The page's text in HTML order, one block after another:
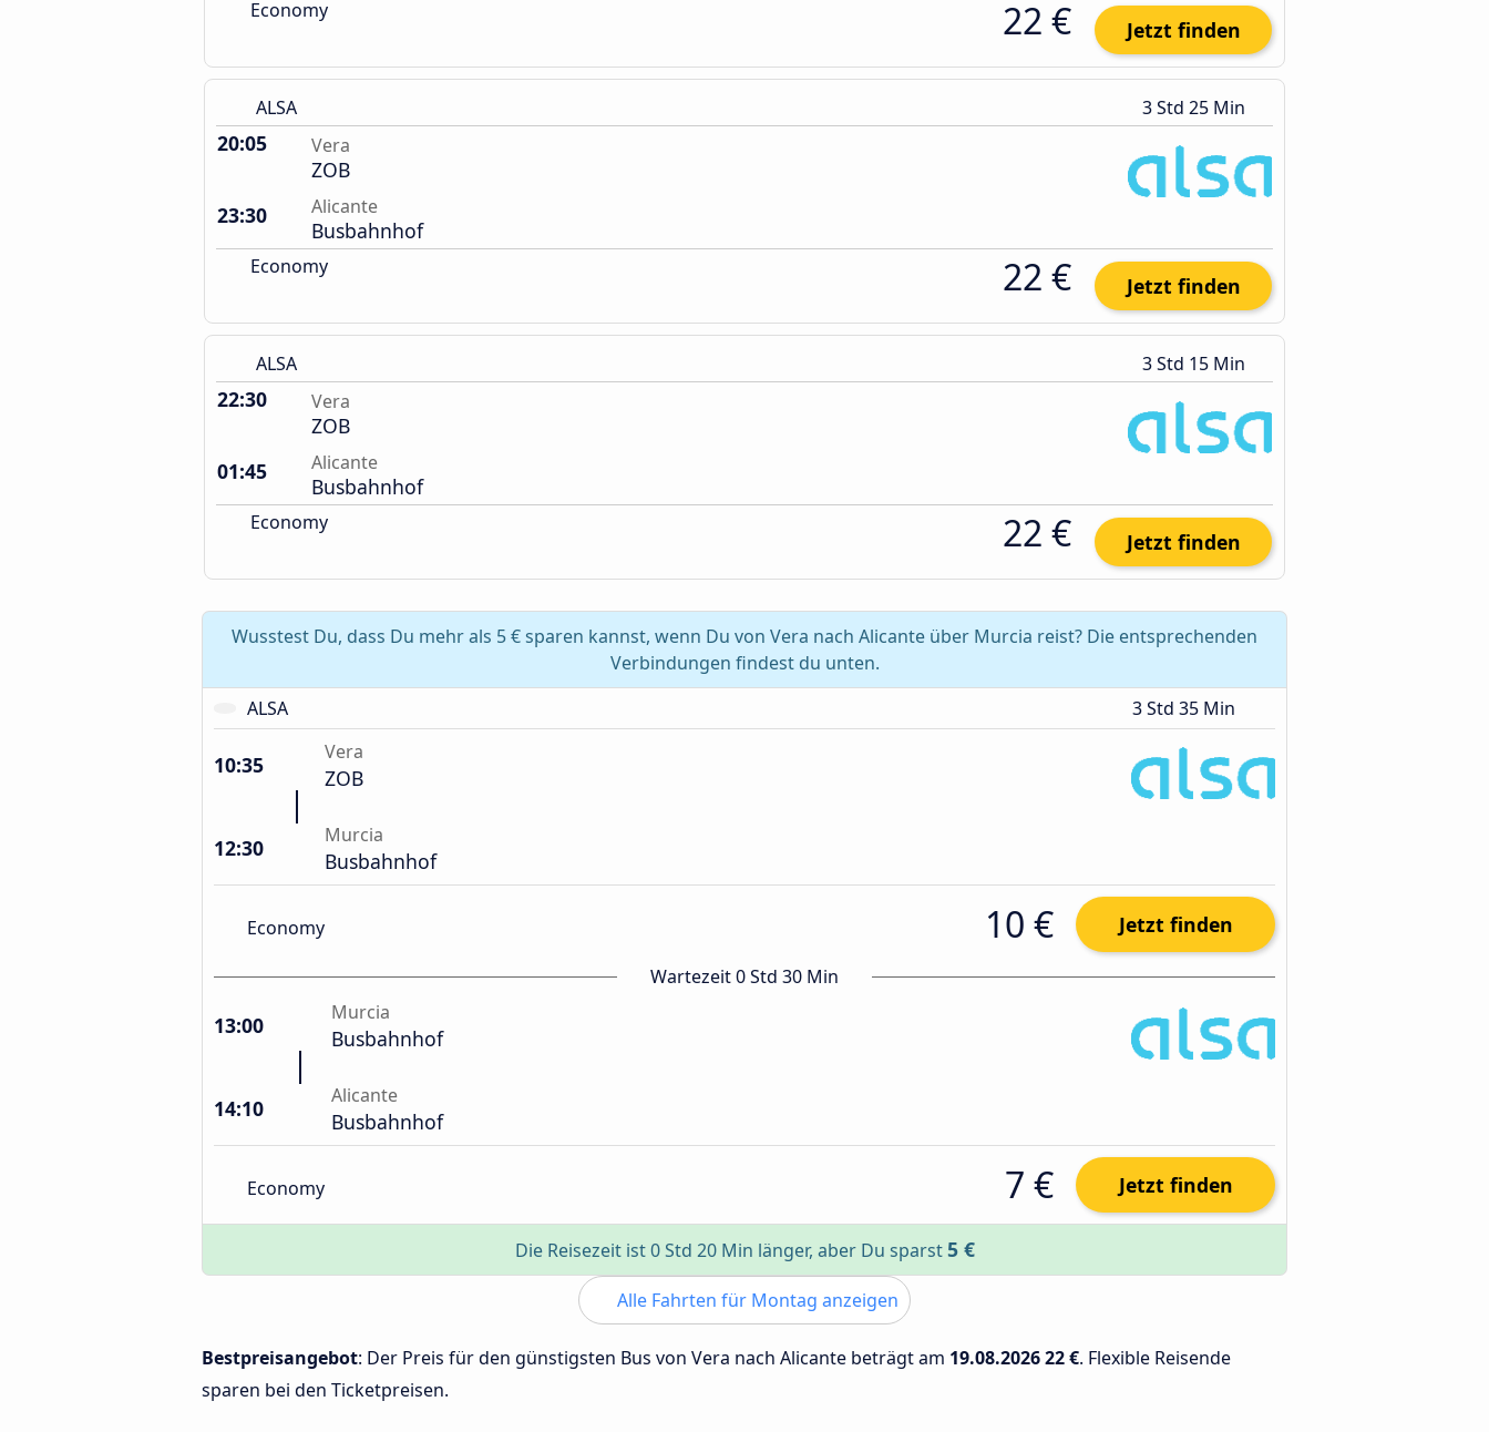
Economy 22 € Jetzt finden
ALSA 3 Std 25 Min
20:05 Vera
ZOB
23:30
Alicante
Busbahnhof
Economy 22 € Jetzt finden
ALSA 3 Std 15 Min
22:30 Vera
ZOB
01:45
Alicante
Busbahnhof
Economy 22 € Jetzt finden
Wusstest Du, dass Du mehr als 5 € sparen kannst, wenn Du von Vera nach Alicante über Murcia reist? Die entsprechenden
Verbindungen findest du unten.
ALSA
3 Std 35 Min
10:35 Vera
ZOB
12:30 Murcia
Busbahnhof
Economy 10 € Jetzt finden
Wartezeit 0 Std 30 Min
13:00 Murcia
Busbahnhof
14:10 Alicante
Busbahnhof
Economy 7 € Jetzt finden
Die Reisezeit ist 0 Std 20 Min länger, aber Du sparst5 €
Alle Fahrten für Montag anzeigen
Bestpreisangebot: Der Preis für den günstigsten Bus von Vera nach Alicante beträgt am 19.08.202622 €. Flexible Reisende
sparen bei den Ticketpreisen.